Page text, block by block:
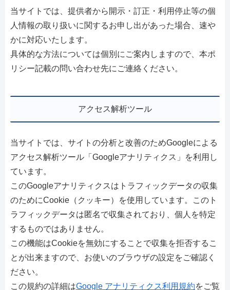
当サイトでは、提供者から開示・訂正・利用停止等の個
人情報の取り扱いに関するお申し出があった場合、速や
かに対応いたします。
具体的な方法については個別にご案内しますので、本ポ
リシー記載の問い合わせ先にご連絡ください。
アクセス解析ツール
当サイトでは、サイトの分析と改善のためGoogleによる
アクセス解析ツール「Googleアナリティクス」を利用し
ています。
このGoogleアナリティクスはトラフィックデータの収集
のためにCookie（クッキー）を使用しています。このト
ラフィックデータは匿名で収集されており、個人を特定
するものではありません。
この機能はCookieを無効にすることで収集を拒否するこ
とが出来ますので、お使いのブラウザの設定をご確認く
ださい。
この規約の詳細はGoogle アナリティクス利用規約をご覧